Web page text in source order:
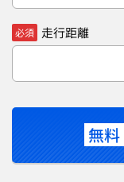
必須 走行距離
無料